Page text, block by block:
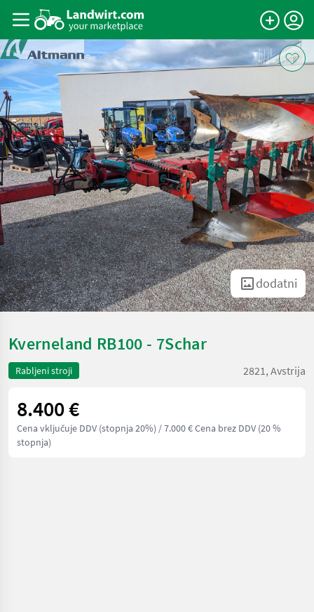
dodatni
Kverneland RB100 - 7Schar
Rabljeni stroji 2821, Avstrija
8.400 €
Cena vključuje DDV (stopnja 20%) / 7.000 € Cena brez DDV (20 %
stopnja)